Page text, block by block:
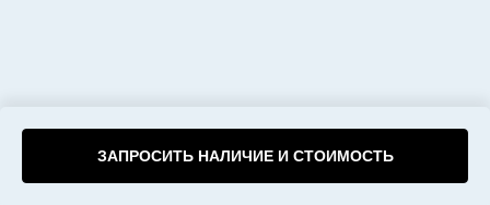
ЗАПРОСИТЬ НАЛИЧИЕ И СТОИМОСТЬ